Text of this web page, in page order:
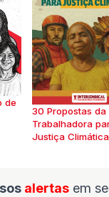
de
30 Propostas da
Trabalhadora
Justiça Climática
alertas em